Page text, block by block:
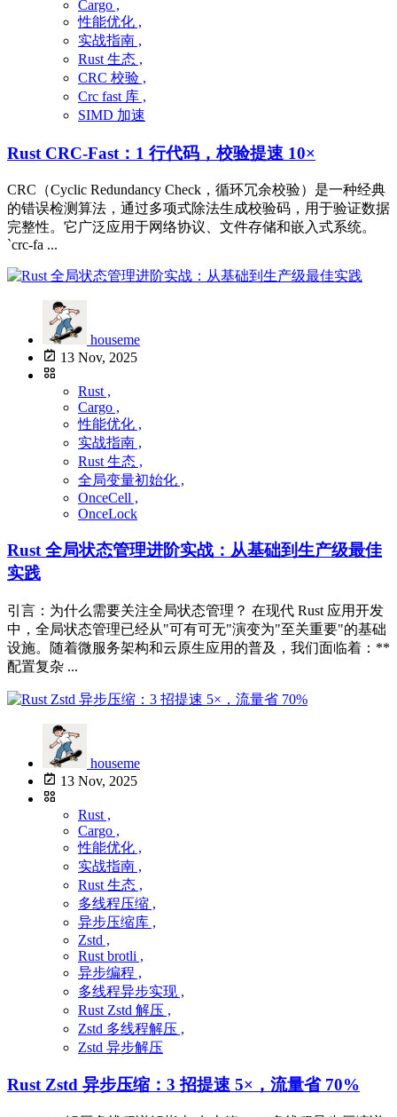
Cargo ,
性能优化 ,
实战指南 ,
Rust 生态 ,
CRC 校验 ,
Crc fast 库 ,
SIMD 加速
Rust CRC-Fast：1 行代码，校验提速 10×
CRC（Cyclic Redundancy Check，循环冗余校验）是一种经典
的错误检测算法，通过多项式除法生成校验码，用于验证数据
完整性。它广泛应用于网络协议、文件存储和嵌入式系统。
`crc-fa ...
houseme
13 Nov, 2025
Rust ,
Cargo ,
性能优化 ,
实战指南 ,
Rust 生态 ,
全局变量初始化 ,
OnceCell ,
OnceLock
Rust 全局状态管理进阶实战：从基础到生产级最佳
实践
引言：为什么需要关注全局状态管理？ 在现代 Rust 应用开发
中，全局状态管理已经从"可有可无"演变为"至关重要"的基础
设施。随着微服务架构和云原生应用的普及，我们面临着：**
配置复杂 ...
houseme
13 Nov, 2025
Rust ,
Cargo ,
性能优化 ,
实战指南 ,
Rust 生态 ,
多线程压缩 ,
异步压缩库 ,
Zstd ,
Rust brotli ,
异步编程 ,
多线程异步实现 ,
Rust Zstd 解压 ,
Zstd 多线程解压 ,
Zstd 异步解压
Rust Zstd 异步压缩：3 招提速 5×，流量省 70%